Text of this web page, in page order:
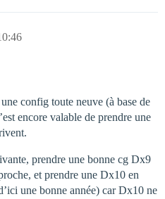
config toute neuve (à base de
encore valable de prendre une
prendre une bonne cg Dx9
et prendre une Dx10 en
une bonne année) car Dx10 ne